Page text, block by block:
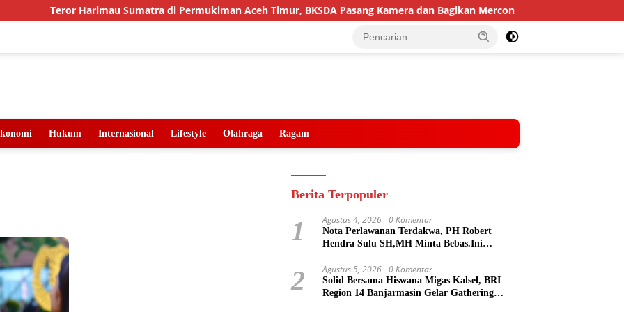
Teror Harimau Sumatra di Permukiman Aceh Timur, BKSDA Pasang Kamera dan Bagikan Mercon
Hukum Internasional Lifestyle Olahraga Ragam
Berita Terpopuler
1 Agustus 4, 2026 0 Komentar
Nota Perlawanan Terdakwa, PH Robert
Hendra Sulu SH,MH Minta Bebas.Ini
2 Agustus 5, 2026 0 Komentar
Solid Bersama Hiswana Migas Kalsel, BRI
Region 14 Banjarmasin Gelar Gathering